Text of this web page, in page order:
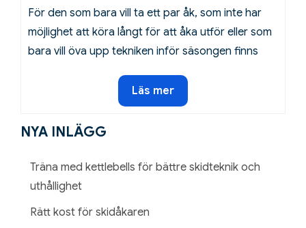
För den som bara vill ta ett par åk, som inte har
möjlighet att köra långt för att åka utför eller som
bara vill öva upp tekniken inför säsongen finns
Stockholmsfjällen
Läs mer
NYA INLÄGG
Träna med kettlebells för bättre skidteknik och
uthållighet
Rätt kost för skidåkaren